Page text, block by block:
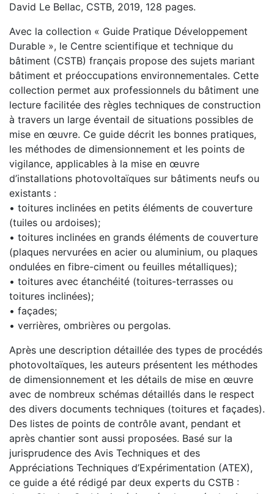
David Le Bellac, CSTB, 2019, 128 pages.
Avec la collection « Guide Pratique Développement
Durable », le Centre scientifique et technique du
bâtiment (CSTB) français propose des sujets mariant
bâtiment et préoccupations environnementales. Cette
collection permet aux professionnels du bâtiment une
lecture facilitée des règles techniques de construction
à travers un large éventail de situations possibles de
mise en œuvre. Ce guide décrit les bonnes pratiques,
les méthodes de dimensionnement et les points de
vigilance, applicables à la mise en œuvre
d’installations photovoltaïques sur bâtiments neufs ou
existants :
• toitures inclinées en petits éléments de couverture
(tuiles ou ardoises);
• toitures inclinées en grands éléments de couverture
(plaques nervurées en acier ou aluminium, ou plaques
ondulées en fibre-ciment ou feuilles métalliques);
• toitures avec étanchéité (toitures-terrasses ou
toitures inclinées);
• façades;
• verrières, ombrières ou pergolas.
Après une description détaillée des types de procédés
photovoltaïques, les auteurs présentent les méthodes
de dimensionnement et les détails de mise en œuvre
avec de nombreux schémas détaillés dans le respect
des divers documents techniques (toitures et façades).
Des listes de points de contrôle avant, pendant et
après chantier sont aussi proposées. Basé sur la
jurisprudence des Avis Techniques et des
Appréciations Techniques d’Expérimentation (ATEX),
ce guide a été rédigé par deux experts du CSTB :